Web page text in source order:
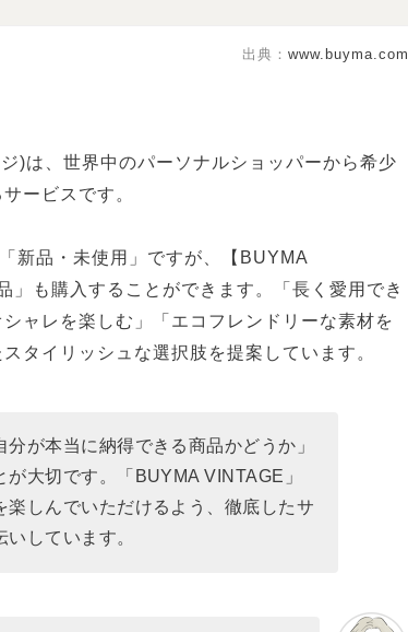
出典： www.buyma.com
)は、世界中のパーソナルショッパーから希少
ービスです。
新品・未使用」ですが、【BUYMA
」も購入することができます。「長く愛用でき
ャレを楽しむ」「エコフレンドリーな素材を
タイリッシュな選択肢を提案しています。
が本当に納得できる商品かどうか」
大切です。「BUYMA VINTAGE」
楽しんでいただけるよう、徹底したサ
しています。